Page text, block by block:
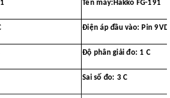
Tên máy:Hakko FG-191
Điện áp đầu vào: Pin
Độ phân giải đo: 1 C
Sai số đo: 3 C